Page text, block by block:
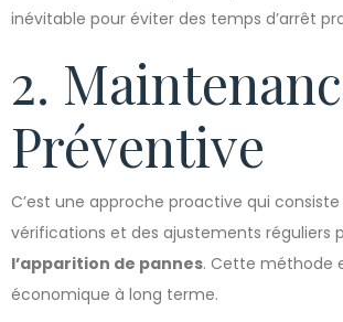
inévitable pour éviter des temps d’arrêt
2.
Préventive
C’est une approche proactive qui
vérifications et des ajustements réguliers
l’apparition de pannes. Cette méthode
économique à long terme.